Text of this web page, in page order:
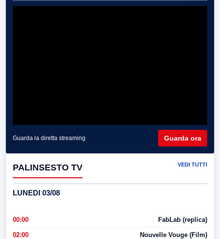
Guarda la diretta streaming Guarda ora
PALINSESTO TV VEDI TUTTI
LUNEDI 03/08
00:00 FabLab (replica)
02:00 Nouvelle Vouge (Film)